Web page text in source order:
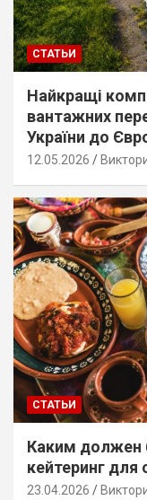
СТАТЬИ
Найкращі
вантажних
України до
12.05.2026
СТАТЬИ
Каким должен
кейтеринг для
23.04.2026